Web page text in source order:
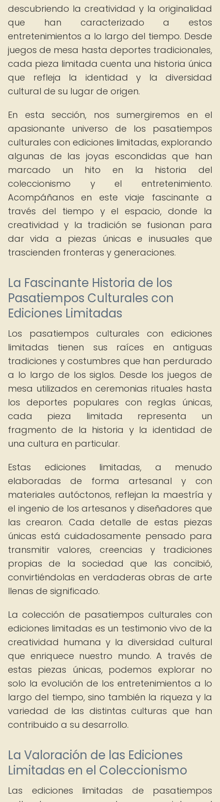
descubriendo la creatividad y la originalidad
que han caracterizado a estos
entretenimientos a lo largo del tiempo. Desde
juegos de mesa hasta deportes tradicionales,
cada pieza limitada cuenta una historia única
que refleja la identidad y la diversidad
cultural de su lugar de origen.
En esta sección, nos sumergiremos en el
apasionante universo de los pasatiempos
culturales con ediciones limitadas, explorando
algunas de las joyas escondidas que han
marcado un hito en la historia del
coleccionismo y el entretenimiento.
Acompáñanos en este viaje fascinante a
través del tiempo y el espacio, donde la
creatividad y la tradición se fusionan para
dar vida a piezas únicas e inusuales que
trascienden fronteras y generaciones.
La Fascinante Historia de los
Pasatiempos Culturales con
Ediciones Limitadas
Los pasatiempos culturales con ediciones
limitadas tienen sus raíces en antiguas
tradiciones y costumbres que han perdurado
a lo largo de los siglos. Desde los juegos de
mesa utilizados en ceremonias rituales hasta
los deportes populares con reglas únicas,
cada pieza limitada representa un
fragmento de la historia y la identidad de
una cultura en particular.
Estas ediciones limitadas, a menudo
elaboradas de forma artesanal y con
materiales autóctonos, reflejan la maestría y
el ingenio de los artesanos y diseñadores que
las crearon. Cada detalle de estas piezas
únicas está cuidadosamente pensado para
transmitir valores, creencias y tradiciones
propias de la sociedad que las concibió,
convirtiéndolas en verdaderas obras de arte
llenas de significado.
La colección de pasatiempos culturales con
ediciones limitadas es un testimonio vivo de la
creatividad humana y la diversidad cultural
que enriquece nuestro mundo. A través de
estas piezas únicas, podemos explorar no
solo la evolución de los entretenimientos a lo
largo del tiempo, sino también la riqueza y la
variedad de las distintas culturas que han
contribuido a su desarrollo.
La Valoración de las Ediciones
Limitadas en el Coleccionismo
Las ediciones limitadas de pasatiempos